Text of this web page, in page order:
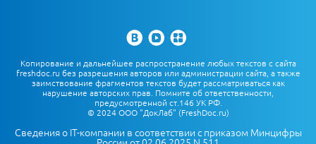
Копирование и дальнейшее распространение любых текстов с сайта
freshdoc.ru без разрешения авторов или администрации сайта, а также
заимствование фрагментов текстов будет рассматриваться как
нарушение авторских прав. Помните об ответственности,
предусмотренной ст.146 УК РФ.
© 2024 ООО "ДокЛаб" (FreshDoc.ru)
Сведения о IT-компании в соответствии с приказом Минцифры